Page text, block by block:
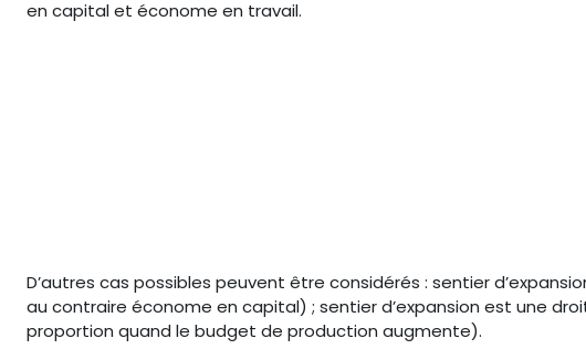
en capital et économe en travail.
D’autres cas possibles peuvent être considérés : sentier
au contraire économe en capital) ; sentier d’expansion est une
proportion quand le budget de production augmente).